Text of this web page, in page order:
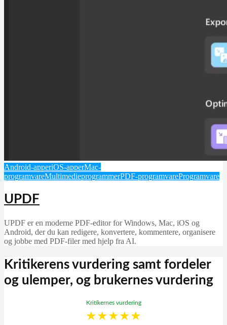
Android-apperiOS-apperMac-
programvareMultimedieprogrammerPDF-programvareProgramvare
UPDF
UPDF er en moderne PDF-editor for Windows, Mac, iOS og
Android, der du kan redigere, konvertere, kommentere, organisere
og jobbe med PDF-filer med hjelp fra AI.
Kritikerens vurdering samt fordeler
og ulemper, og brukernes vurdering
Kritikernes vurdering
★★★★★